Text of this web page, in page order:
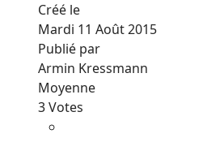
Créé le
Mardi 11 Août 2015
Publié par
Armin Kressmann
Moyenne
3 Votes